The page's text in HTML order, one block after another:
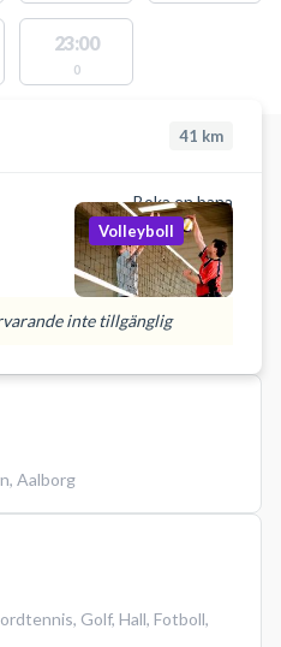
23:00
0
41 km
Boka en bana
Volleyboll
inte tillgänglig
, Aalborg
, Golf, Hall, Fotboll,